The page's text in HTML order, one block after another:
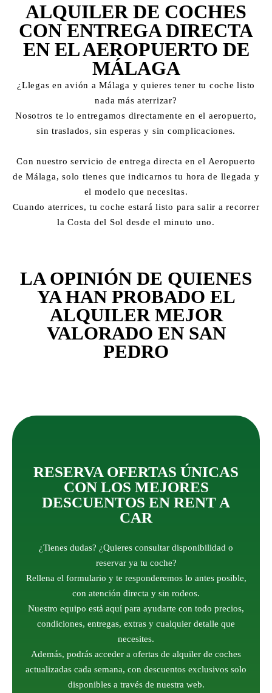
ALQUILER DE COCHES
CON ENTREGA DIRECTA
EN EL AEROPUERTO DE
MÁLAGA
¿Llegas en avión a Málaga y quieres tener tu coche listo
nada más aterrizar?
Nosotros te lo entregamos directamente en el aeropuerto,
sin traslados, sin esperas y sin complicaciones.
Con nuestro servicio de entrega directa en el Aeropuerto
de Málaga, solo tienes que indicarnos tu hora de llegada y
el modelo que necesitas.
Cuando aterrices, tu coche estará listo para salir a recorrer
la Costa del Sol desde el minuto uno.
LA OPINIÓN DE QUIENES
YA HAN PROBADO EL
ALQUILER MEJOR
VALORADO EN SAN
PEDRO
RESERVA OFERTAS ÚNICAS
CON LOS MEJORES
DESCUENTOS EN RENT A
CAR
¿Tienes dudas? ¿Quieres consultar disponibilidad o
reservar ya tu coche?
Rellena el formulario y te responderemos lo antes posible,
con atención directa y sin rodeos.
Nuestro equipo está aquí para ayudarte con todo precios,
condiciones, entregas, extras y cualquier detalle que
necesites.
Además, podrás acceder a ofertas de alquiler de coches
actualizadas cada semana, con descuentos exclusivos solo
disponibles a través de nuestra web.